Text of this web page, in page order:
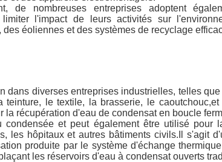
de nombreuses entreprises adoptent
l'impact de leurs activités sur
éoliennes et des systèmes de recyclage
dans diverses entreprises industrielles, telles
le textile, la brasserie, le
la récupération d'eau de condensat en boucle
condensée et peut également être utilisé pour
les hôpitaux et autres bâtiments civils.Il s'agit
produite par le système d'échange
les réservoirs d'eau à condensat ouverts